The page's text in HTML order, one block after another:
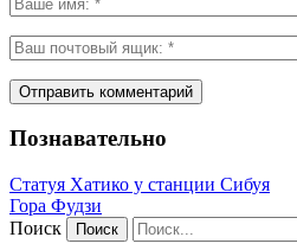
Познавательно
Статуя Хатико у станции Сибуя
Гора Фудзи
Поиск